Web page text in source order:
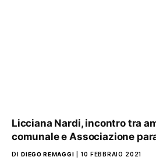
Licciana Nardi, incontro tra
comunale e Associazione
DI DIEGO REMAGGI 10 FEBBRAIO 2021